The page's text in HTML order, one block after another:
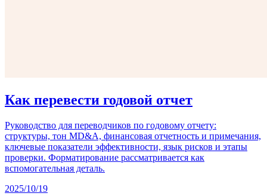
Как перевести годовой отчет
Руководство для переводчиков по годовому отчету:
структуры, тон MD&A, финансовая отчетность и примечания,
ключевые показатели эффективности, язык рисков и этапы
проверки. Форматирование рассматривается как
вспомогательная деталь.
2025/10/19